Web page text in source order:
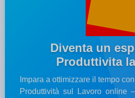
Diventa un
Produttivita
Impara a ottimizzare il tempo
Produttività sul Lavoro online